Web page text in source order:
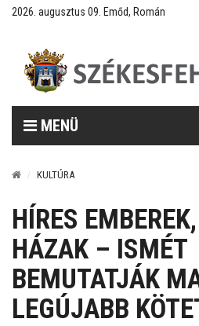
2026. augusztus 09. Emőd, Román
MENÜ
KULTÚRA
HÍRES
HÁZAK – ISMÉT
BEMUTATJÁK
LEGÚJABB